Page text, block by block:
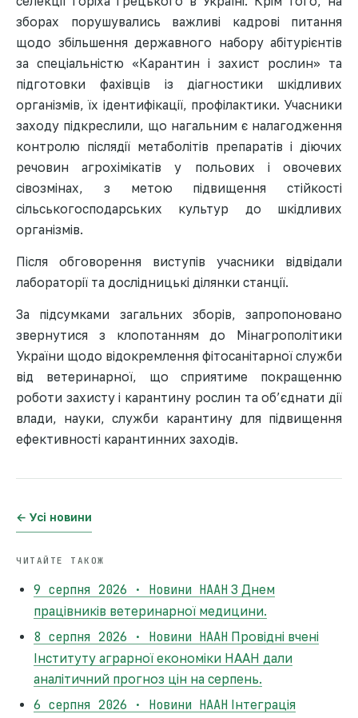
зборах порушувались важливі кадрові питання
щодо збільшення державного набору абітурієнтів
за спеціальністю «Карантин і захист рослин» та
підготовки фахівців із діагностики шкідливих
організмів, їх ідентифікації, профілактики. Учасники
заходу підкреслили, що нагальним є налагодження
контролю післядії метаболітів препаратів і діючих
речовин агрохімікатів у польових і овочевих
сівозмінах, з метою підвищення стійкості
сільськогосподарських культур до шкідливих
організмів.
Після обговорення виступів учасники відвідали
лабораторії та дослідницькі ділянки станції.
За підсумками загальних зборів, запропоновано
звернутися з клопотанням до Мінагрополітики
України щодо відокремлення фітосанітарної служби
від ветеринарної, що сприятиме покращенню
роботи захисту і карантину рослин та об’єднати дії
влади, науки, служби карантину для підвищення
ефективності карантинних заходів.
← Усі новини
ЧИТАЙТЕ ТАКОЖ
9 серпня 2026 · Новини НААН З Днем
працівників ветеринарної медицини.
8 серпня 2026 · Новини НААН Провідні вчені
Інституту аграрної економіки НААН дали
аналітичний прогноз цін на серпень.
6 серпня 2026 · Новини НААН Інтеграція